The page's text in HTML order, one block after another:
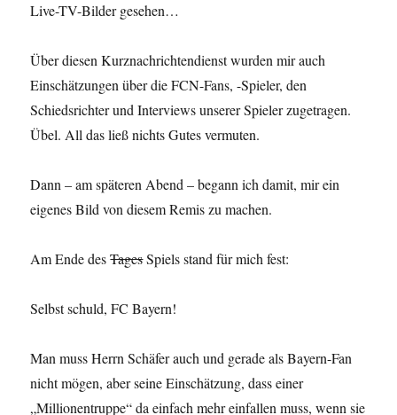
Live-TV-Bilder gesehen…
Über diesen Kurznachrichtendienst wurden mir auch
Einschätzungen über die FCN-Fans, -Spieler, den
Schiedsrichter und Interviews unserer Spieler zugetragen.
Übel. All das ließ nichts Gutes vermuten.
Dann – am späteren Abend – begann ich damit, mir ein
eigenes Bild von diesem Remis zu machen.
Am Ende desTagesSpiels stand für mich fest:
Selbst schuld, FC Bayern!
Man muss Herrn Schäfer auch und gerade als Bayern-Fan
nicht mögen, aber seine Einschätzung, dass einer
„Millionentruppe“ da einfach mehr einfallen muss, wenn sie